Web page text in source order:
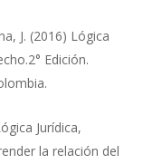
J. (2016) Lógica
Edición.
Jurídica,
la relación del